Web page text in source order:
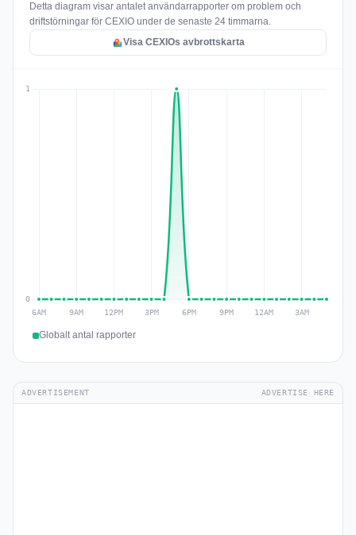
Detta diagram visar antalet användarrapporter om problem och
driftstörningar för CEXIO under de senaste 24 timmarna.
Visa CEXIOs avbrottskarta
Globalt antal rapporter
ADVERTISEMENT ADVERTISE HERE